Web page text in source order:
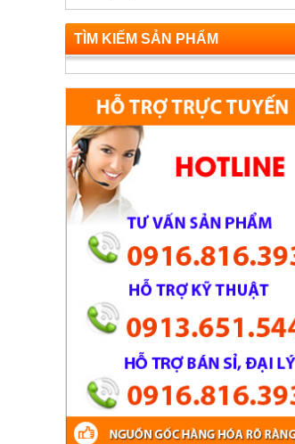
NỘI THẤT Ô TÔ DÒNG XE ISUZU
NỘI THẤT Ô TÔ DÒNG XE SSANGYONG
TÌM KIẾM SẢN PHẨM